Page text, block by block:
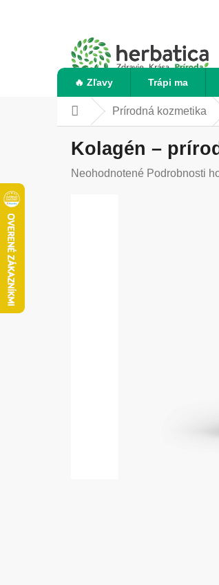
🔥 Zľavy Trápi ma
DomovPrírodná kozmetika
Kolagén –
Priemerné
Neohodnotené Podrobnosti